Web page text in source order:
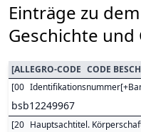
Einträge zu
Geschichte und
[ALLEGRO-CODE CODE
[00
bsb12249967
[20 Hauptsachtitel.